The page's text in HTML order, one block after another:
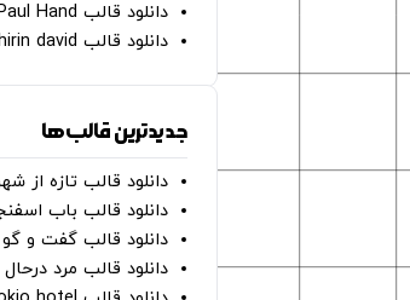
دانلود قالب Oh Kevin De Bruyne - Paul Hand
دانلود قالب Gut Genug - kitschrieg ft. Shirin david
جدیدترین قالب‌ها
دانلود قالب تازه از
دانلود قالب باب
دانلود قالب گفت و
دانلود قالب مرد